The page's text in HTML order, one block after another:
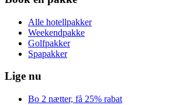
Alle hotellpakker
Weekendpakke
Golfpakker
Spapakker
Lige nu
Bo 2 nætter, få 25% rabat